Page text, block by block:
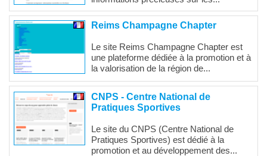
Reims Champagne Chapter
Le site Reims Champagne Chapter est
une plateforme dédiée à la promotion et à
la valorisation de la région de...
CNPS - Centre National de
Pratiques Sportives
Le site du CNPS (Centre National de
Pratiques Sportives) est dédié à la
promotion et au développement des...